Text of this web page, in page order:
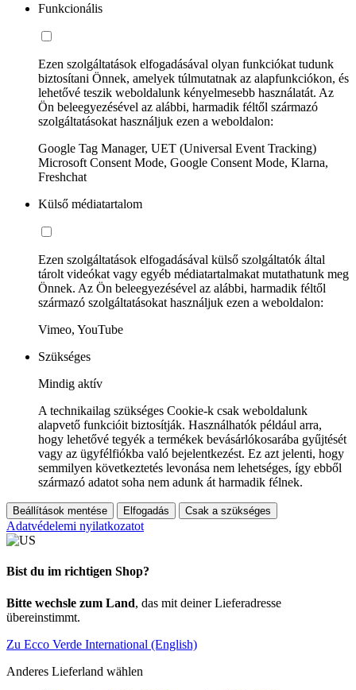
Funkcionális
Ezen szolgáltatások elfogadásával olyan funkciókat tudunk
biztosítani Önnek, amelyek túlmutatnak az alapfunkciókon, és
lehetővé teszik weboldalunk kényelmesebb használatát. Az
Ön beleegyezésével az alábbi, harmadik féltől származó
szolgáltatásokat használjuk ezen a weboldalon:
Google Tag Manager, UET (Universal Event Tracking)
Microsoft Consent Mode, Google Consent Mode, Klarna,
Freshchat
Külső médiatartalom
Ezen szolgáltatások elfogadásával külső szolgáltatók által
tárolt videókat vagy egyéb médiatartalmakat mutathatunk meg
Önnek. Az Ön beleegyezésével az alábbi, harmadik féltől
származó szolgáltatásokat használjuk ezen a weboldalon:
Vimeo, YouTube
Szükséges
Mindig aktív
A technikailag szükséges Cookie-k csak weboldalunk
alapvető funkcióit biztosítják. Használhatók például arra,
hogy lehetővé tegyék a termékek bevásárlókosarába gyűjtését
vagy az ügyfélfiókba való bejelentkezést. Ez azt jelenti, hogy
semmilyen következtetés levonása nem lehetséges, így ebből
származó adatot soha nem adunk át harmadik félnek.
Beállítások mentése Elfogadás Csak a szükséges
Adatvédelemi nyilatkozatot
Bist du im richtigen Shop?
Bitte wechsle zum Land, das mit deiner Lieferadresse
übereinstimmt.
Zu Ecco Verde International (English)
Anderes Lieferland wählen